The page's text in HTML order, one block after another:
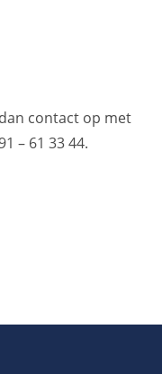
contact op met
– 61 33 44.